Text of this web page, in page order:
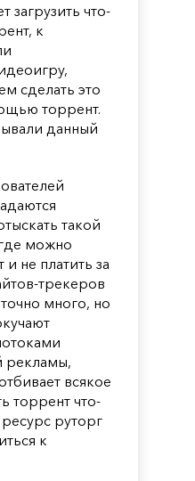
загрузить что-
к
сделать это
торрент.
данный
такой
можно
и не платить за
трекеров
много, но
рекламы,
всякое
торрент что-
руторг
к